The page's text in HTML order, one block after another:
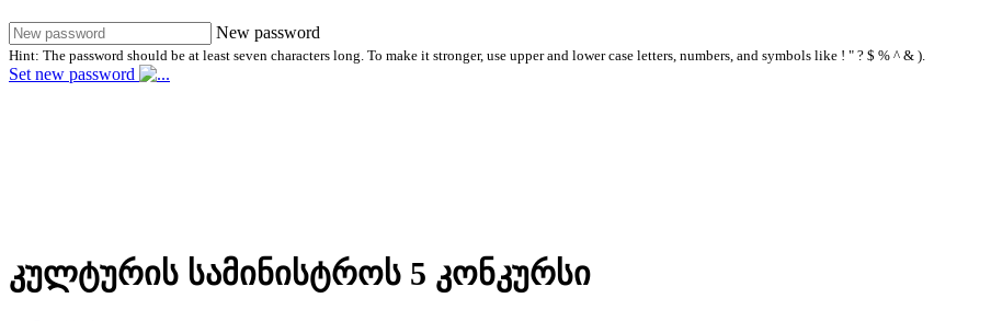
New password
Hint: The password should be at least seven characters long. To make it stronger, use upper and lower case letters, numbers, and symbols like ! " ? $ % ^ & ).
Set new password
კულტურის სამინისტროს 5 კონკურსი